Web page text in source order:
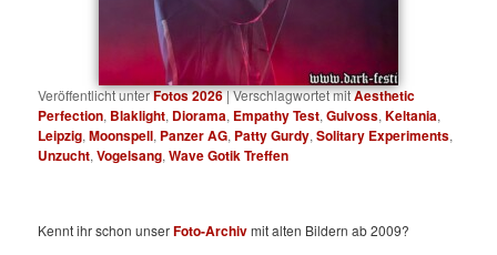
Veröffentlicht unterFotos 2026|Verschlagwortet mitAesthetic
Perfection, Blaklight, Diorama, Empathy Test,Gulvoss,Keltania,
Leipzig,Moonspell, Panzer AG, Patty Gurdy,Solitary Experiments,
Unzucht,Vogelsang,Wave Gotik Treffen
Kennt ihr schon unserFoto-Archivmit alten Bildern ab 2009?